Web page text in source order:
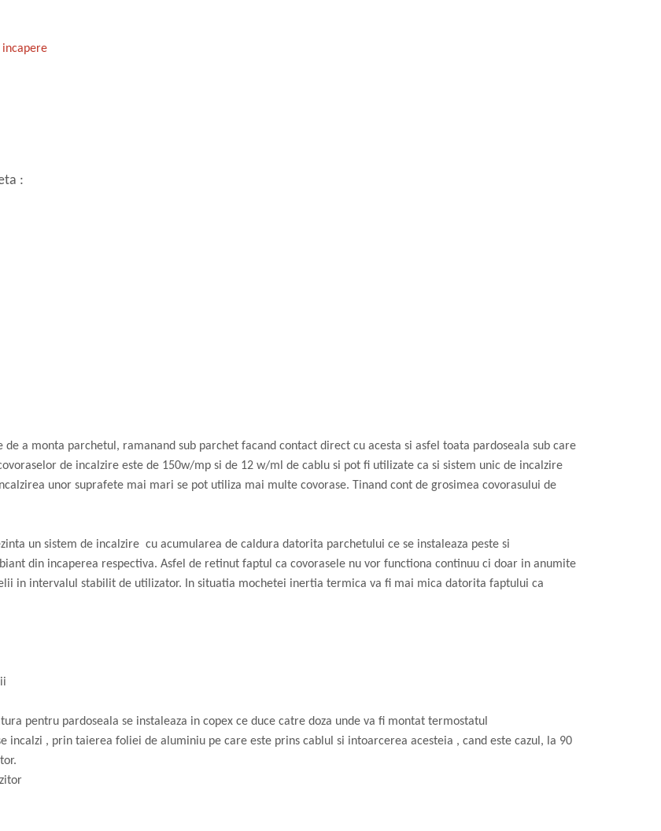
:
a monta parchetul, ramanand sub parchet facand contact direct cu acesta si asfel toata pardoseala sub care
de incalzire este de 150w/mp si de 12 w/ml de cablu si pot fi utilizate ca si sistem unic de incalzire
unor suprafete mai mari se pot utiliza mai multe covorase. Tinand cont de grosimea covorasului de
un sistem de incalzire cu acumularea de caldura datorita parchetului ce se instaleaza peste si
din incaperea respectiva. Asfel de retinut faptul ca covorasele nu vor functiona continuu ci doar in anumite
in intervalul stabilit de utilizator. In situatia mochetei inertia termica va fi mai mica datorita faptului ca
pentru pardoseala se instaleaza in copex ce duce catre doza unde va fi montat termostatul
incalzi , prin taierea foliei de aluminiu pe care este prins cablul si intoarcerea acesteia , cand este cazul, la 90